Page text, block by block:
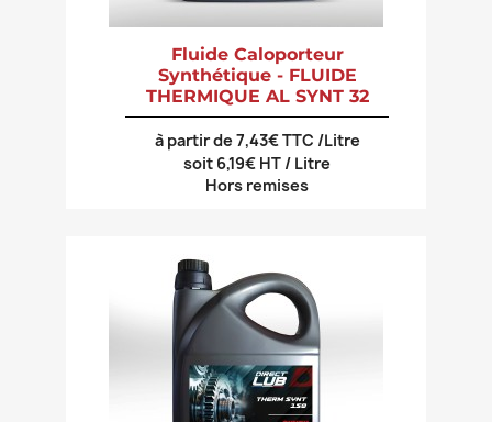
Fluide Caloporteur
Synthétique - FLUIDE
THERMIQUE AL SYNT 32
à partir de 7,43€ TTC /Litre
soit 6,19€ HT / Litre
Hors remises